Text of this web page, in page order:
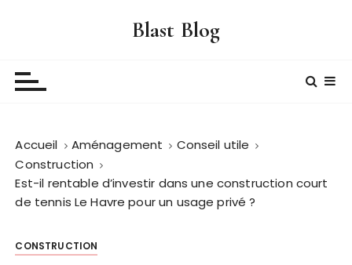
Blast Blog
Accueil Aménagement
Conseil utile
Construction
Est-il rentable d’investir dans une construction court
de tennis Le Havre pour un usage privé ?
CONSTRUCTION